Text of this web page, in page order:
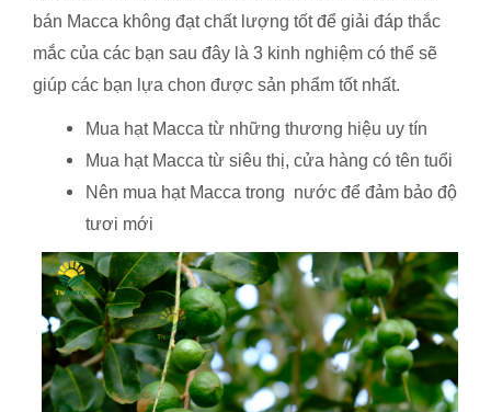
bán Macca không đạt chất lượng tốt để giải đáp thắc
mắc của các bạn sau đây là 3 kinh nghiệm có thể sẽ
giúp các bạn lựa chon được sản phẩm tốt nhất.
Mua hạt Macca từ những thương hiệu uy tín
Mua hạt Macca từ siêu thị, cửa hàng có tên tuổi
Nên mua hạt Macca trong nước để đảm bảo độ
tươi mới